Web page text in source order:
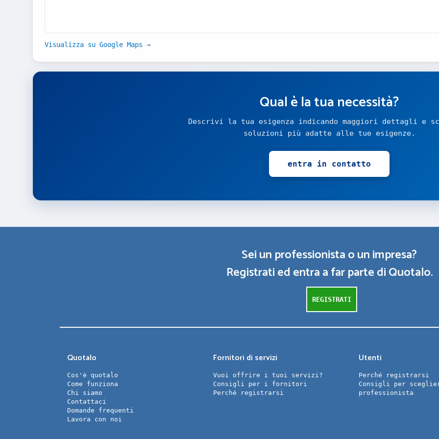
Visualizza su Google Maps →
Qual è la tua necessità?
Descrivi la tua esigenza indicando maggiori dettagli e
soluzioni più adatte alle tue esigenze.
entra in contatto
Sei un professionista o un impresa?
Registrati ed entra a far parte di Quotalo.
REGISTRATI
Quotalo
Cos'è quotalo
Come funziona
Chi siamo
Contattaci
Domande frequenti
Lavora con noi
Fornitori di servizi
Vuoi offrire i tuoi servizi?
Consigli per i fornitori
Perché registrarsi
Utenti
Perché registrarsi
Consigli per
professionista